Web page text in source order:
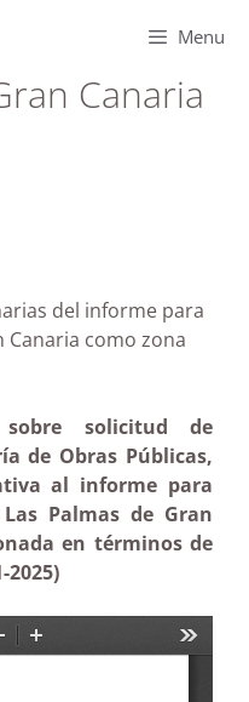
Menu
Canaria
del informe para
Canaria como zona
sobre solicitud de
de Obras Públicas,
al informe para
Palmas de Gran
en términos de
2025)